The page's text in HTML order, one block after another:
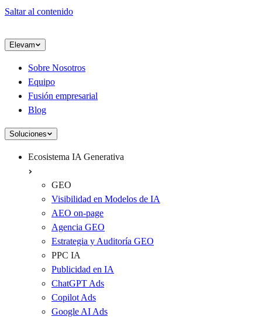
Saltar al contenido
Elevam
Sobre Nosotros
Equipo
Fusión empresarial
Blog
Soluciones
Ecosistema IA Generativa
GEO
Visibilidad en Modelos de IA
AEO on-page
Agencia GEO
Estrategia y Auditoría GEO
PPC IA
Publicidad en IA
ChatGPT Ads
Copilot Ads
Google AI Ads